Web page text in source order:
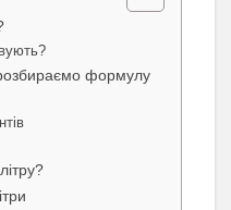
формулу